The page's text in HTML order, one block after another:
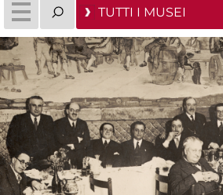
TUTTI I MUSEI